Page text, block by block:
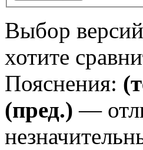
Выбор
хотите
Пояснения:
(пред.) —